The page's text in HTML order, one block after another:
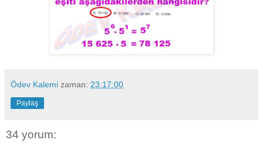
Ödev Kalemi zaman: 23:17:00
Paylaş
34 yorum: